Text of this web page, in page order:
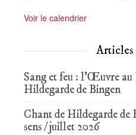
Voir le calendrier
Articles
Sang et feu : l’Œuvre au
Hildegarde de Bingen
Chant de Hildegarde de
sens / juillet 2026